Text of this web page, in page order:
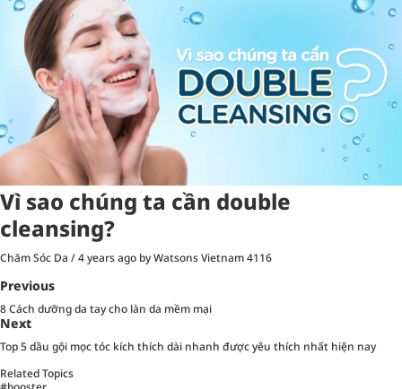
Vì sao chúng ta cần double
cleansing?
Chăm Sóc Da /4 years ago by Watsons Vietnam4116
Previous
8 Cách dưỡng da tay cho làn da mềm mại
Next
Top 5 dầu gội mọc tóc kích thích dài nhanh được yêu thích nhất hiện nay
Related Topics